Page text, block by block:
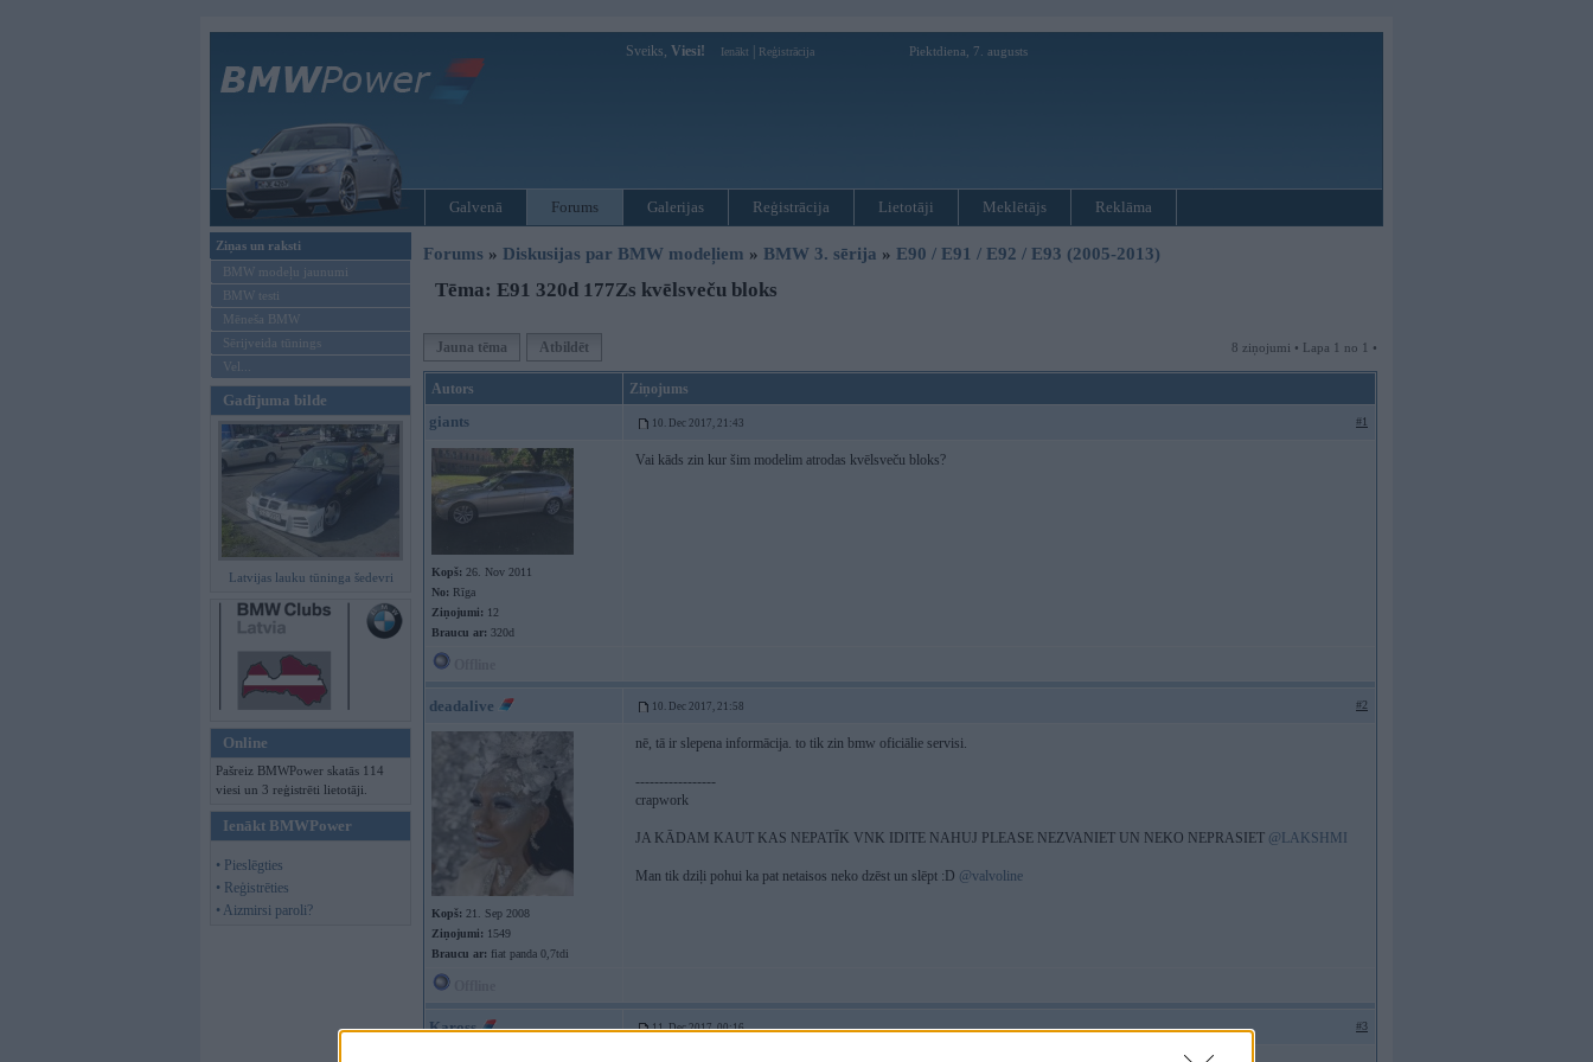
Sveiks, Viesi! Ienākt Reģistrācija Piektdiena, 7. augusts
Galvenā Forums Galerijas Reģistrācija Lietotāji Meklētājs Reklāma
Ziņas un raksti
BMW modeļu jaunumi
BMW testi
Mēneša BMW
Sērijveida tūnings
Vel...
Gadījuma bilde
Latvijas lauku tūninga šedevri
Online
Pašreiz BMWPower skatās 114
viesi un 3 reģistrēti lietotāji.
Ienākt BMWPower
• Pieslēgties
• Reģistrēties
• Aizmirsi paroli?
Forums » Diskusijas par BMW modeļiem » BMW 3. sērija » E90 / E91 / E92 / E93 (2005-2013)
Tēma: E91 320d 177Zs kvēlsveču bloks
Jauna tēma Atbildēt 8 ziņojumi • Lapa 1 no 1 •
Autors Ziņojums
giants 10. Dec 2017, 21:43 #1
Kopš: 26. Nov 2011
No: Rīga
Ziņojumi: 12
Braucu ar: 320d
Vai kāds zin kur šim modelim atrodas kvēlsveču bloks?
deadalive 10. Dec 2017, 21:58 #2
Kopš: 21. Sep 2008
Ziņojumi: 1549
Braucu ar: fiat panda 0,7tdi
nē, tā ir slepena informācija. to tik zin bmw oficiālie servisi.
-----------------
crapwork
JA KĀDAM KAUT KAS NEPATĪK VNK IDITE NAHUJ PLEASE NEZVANIET UN NEKO NEPRASIET @LAKSHMI
Man tik dziļi pohui ka pat netaisos neko dzēst un slēpt :D @valvoline
Kaross 11. Dec 2017, 00:16 #3